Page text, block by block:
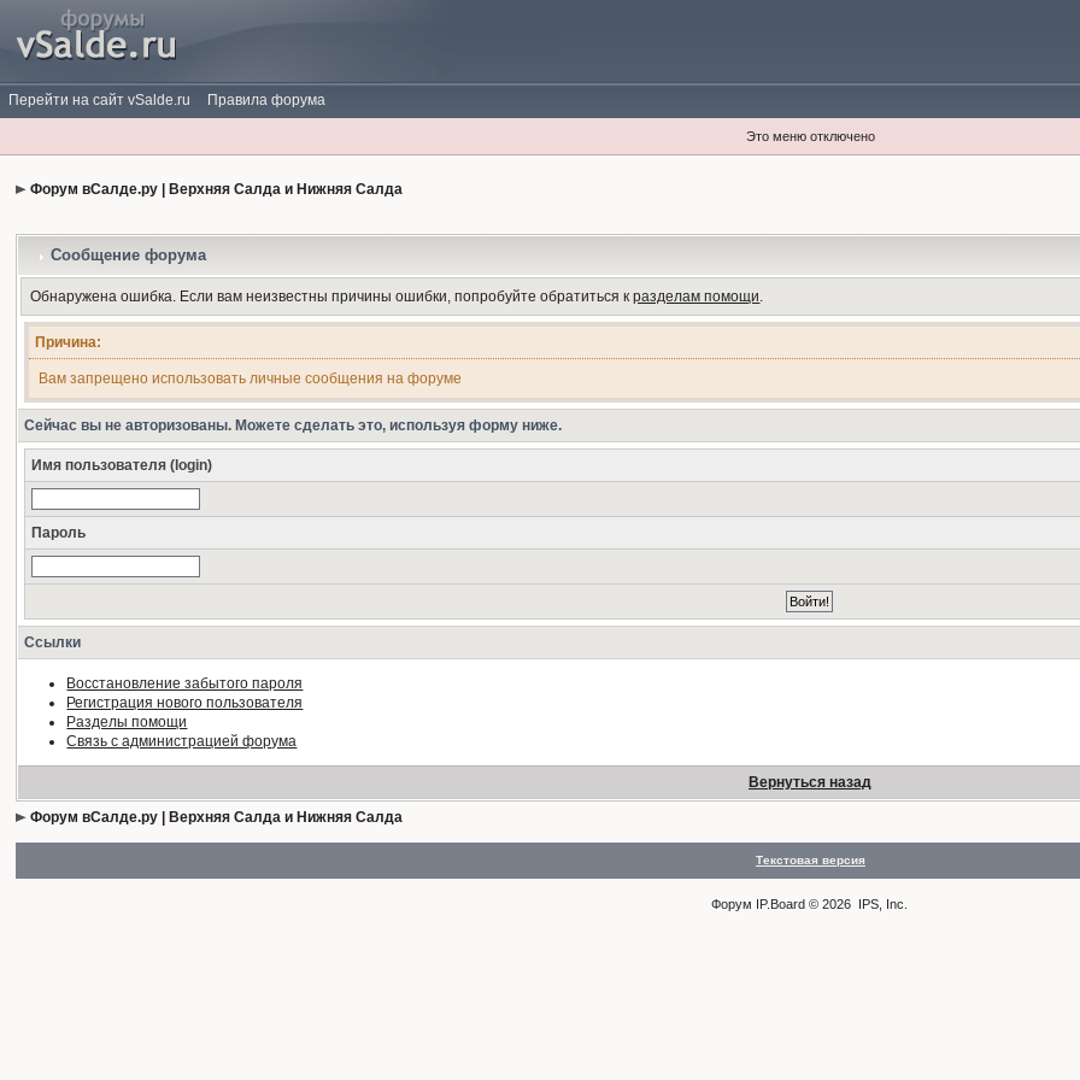
Перейти на сайт vSalde.ru Правила форума
Это меню отключено
Форум вСалде.ру | Верхняя Салда и Нижняя Салда
Сообщение форума
Обнаружена ошибка. Если вам неизвестны причины ошибки, попробуйте обратиться кразделам помощи.
Причина:
Вам запрещено использовать личные сообщения на форуме
Сейчас вы не авторизованы. Можете сделать это, используя форму ниже.
Имя пользователя (login)
Пароль
Ссылки
Восстановление забытого пароля
Регистрация нового пользователя
Разделы помощи
Связь с администрацией форума
Вернуться назад
Форум вСалде.ру | Верхняя Салда и Нижняя Салда
Текстовая версия
Форум IP.Board © 2026 IPS, Inc